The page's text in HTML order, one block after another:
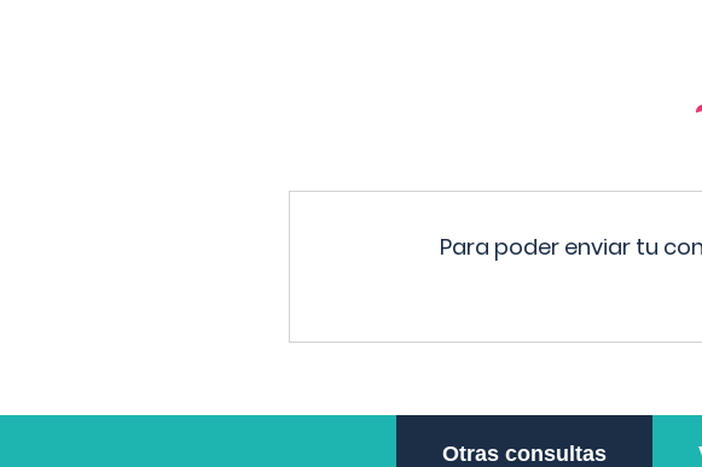
Para poder enviar tu
Otras consultas